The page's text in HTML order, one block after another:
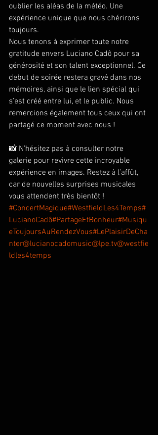
oublier les aléas de la météo. Une
expérience unique que nous chérirons
toujours.
Nous tenons à exprimer toute notre
gratitude envers Luciano Cadô pour sa
générosité et son talent exceptionnel. Ce
debut de soirée restera gravé dans nos
mémoires, ainsi que le lien spécial qui
s’est créé entre lui, et le public. Nous
remercions également tous ceux qui ont
partagé ce moment avec nous !
📸 N’hésitez pas à consulter notre
galerie pour revivre cette incroyable
expérience en images. Restez à l’affût,
car de nouvelles surprises musicales
vous attendent très bientôt !
#ConcertMagique#WestfieldLes4Temps#
LucianoCadô#PartageEtBonheur#Musiqu
eToujoursAuRendezVous#LePlaisirDeCha
nter@lucianocadomusic@lpe.tv@westfie
ldles4temps